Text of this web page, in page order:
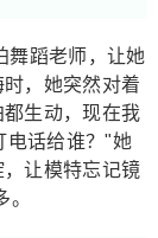
舞蹈老师，让她
，她突然对着
生动，现在我
电话给谁？"她
让模特忘记镜